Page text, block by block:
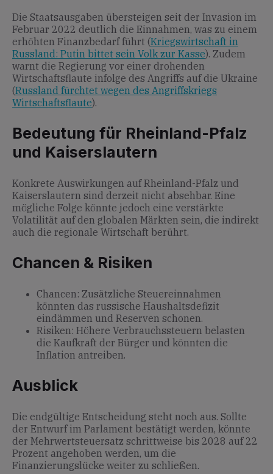
Die Staatsausgaben übersteigen seit der Invasion im
Februar 2022 deutlich die Einnahmen, was zu einem
erhöhten Finanzbedarf führt (Kriegswirtschaft in
Russland: Putin bittet sein Volk zur Kasse). Zudem
warnt die Regierung vor einer drohenden
Wirtschaftsflaute infolge des Angriffs auf die Ukraine
(Russland fürchtet wegen des Angriffskriegs
Wirtschaftsflaute).
Bedeutung für Rheinland-Pfalz
und Kaiserslautern
Konkrete Auswirkungen auf Rheinland-Pfalz und
Kaiserslautern sind derzeit nicht absehbar. Eine
mögliche Folge könnte jedoch eine verstärkte
Volatilität auf den globalen Märkten sein, die indirekt
auch die regionale Wirtschaft berührt.
Chancen & Risiken
Chancen: Zusätzliche Steuereinnahmen
könnten das russische Haushaltsdefizit
eindämmen und Reserven schonen.
Risiken: Höhere Verbrauchssteuern belasten
die Kaufkraft der Bürger und könnten die
Inflation antreiben.
Ausblick
Die endgültige Entscheidung steht noch aus. Sollte
der Entwurf im Parlament bestätigt werden, könnte
der Mehrwertsteuersatz schrittweise bis 2028 auf 22
Prozent angehoben werden, um die
Finanzierungslücke weiter zu schließen.